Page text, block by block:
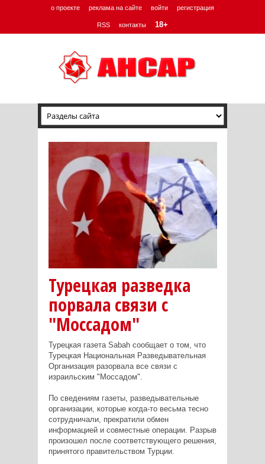
о проекте реклама на сайте войти регистрация
RSS контакты 18+
Турецкая разведка
порвала связи с
"Моссадом"
Турецкая газета Sabah сообщает о том, что
Турецкая Национальная Разведывательная
Организация разорвала все связи с
израильским "Моссадом".
По сведениям газеты, разведывательные
организации, которые когда-то весьма тесно
сотрудничали, прекратили обмен
информацией и совместные операции. Разрыв
произошел после соответствующего решения,
принятого правительством Турции.